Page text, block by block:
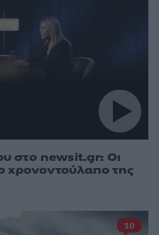
στο newsit.gr: Οι
χρονοντούλαπο της
10